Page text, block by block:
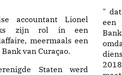
accountant Lionel
zijn rol in een
meermaals een
van Curaçao.
Staten werd
"
een